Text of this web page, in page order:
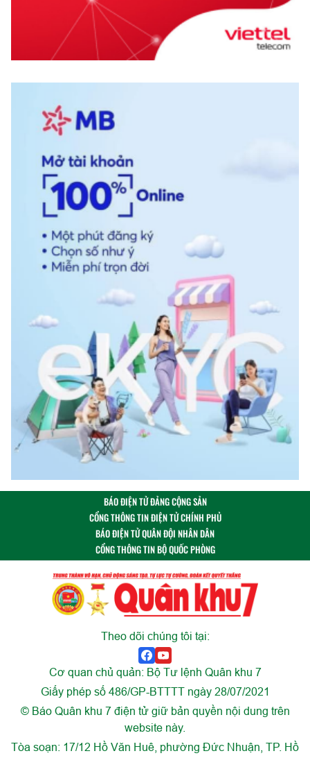
BÁO ĐIỆN TỬ ĐẢNG CỘNG SẢN
CỔNG THÔNG TIN ĐIỆN TỬ CHÍNH PHỦ
BÁO ĐIỆN TỬ QUÂN ĐỘI NHÂN DÂN
CỔNG THÔNG TIN BỘ QUỐC PHÒNG
Theo dõi chúng tôi tại:
Cơ quan chủ quản: Bộ Tư lệnh Quân khu 7
Giấy phép số 486/GP-BTTTT ngày 28/07/2021
© Báo Quân khu 7 điện tử giữ bản quyền nội dung trên
website này.
Tòa soạn: 17/12 Hồ Văn Huê, phường Đức Nhuận, TP. Hồ